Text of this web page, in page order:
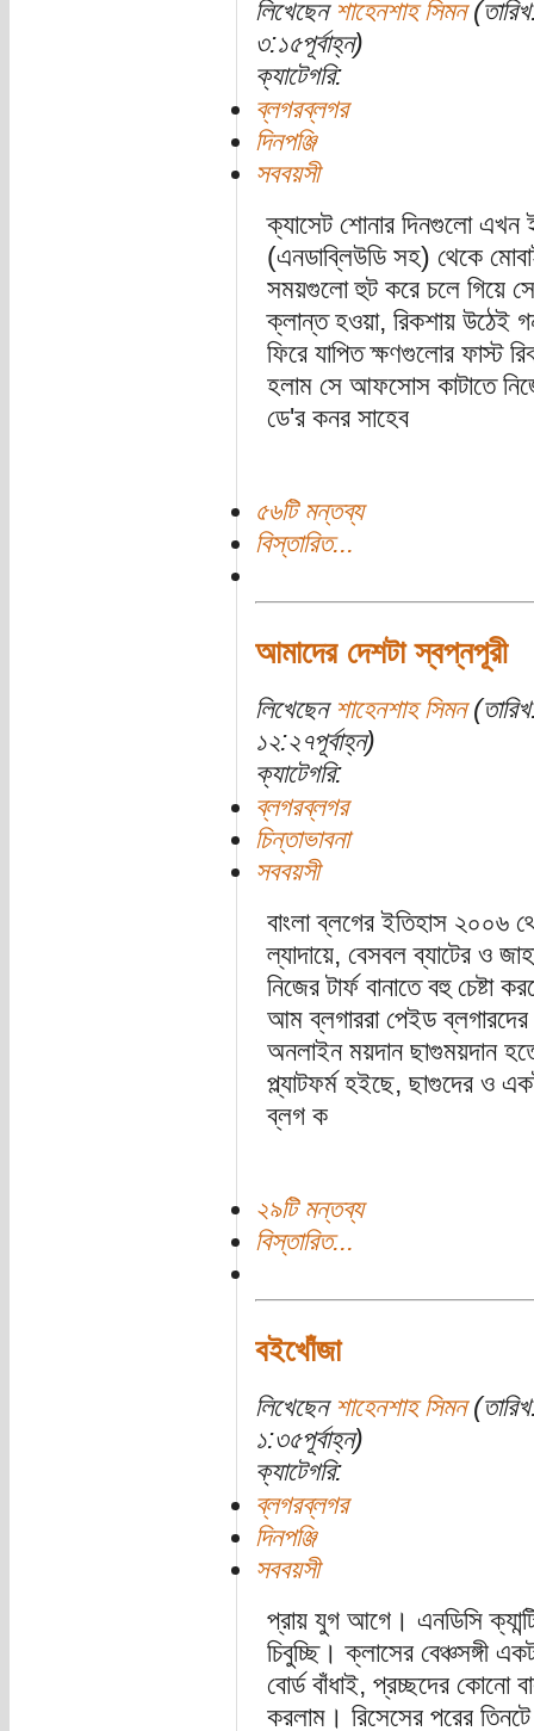
লিখেছেন শাহেনশাহ সিমন
৩:১৫পূর্বাহ্ন)
ক্যাটেগরি:
ব্লগরব্লগর
দিনপঞ্জি
সববয়সী
ক্যাসেট শোনার দিনগুলো এখন
(এনডাব্লিউডি স‌হ) থেকে
সময়গুলো হুট করে চলে গিয়ে
ক্লান্ত হওয়া, রিকশায় উঠেই
ফিরে যাপিত ক্ষণ‌গুলোর ফাস্ট
হলাম সে আফসোস কাটাতে
ডে'র কনর সাহেব
৫৬টি মন্তব্য
বিস্তারিত...
আমাদের দেশটা স্বপ্নপূরী
লিখেছেন শাহেনশাহ সিমন
১২:২৭পূর্বাহ্ন)
ক্যাটেগরি:
ব্লগরব্লগর
চিন্তাভাবনা
সববয়সী
বাংলা ব্লগের ইতিহাস ২০০৬
ল্যাদায়ে, বেসবল ব্যাটের ও
নিজের টার্ফ বানাতে ব‌হু চেষ্টা
আম ব্লগাররা পেইড ব্লগারদের
অনলাইন ময়দান ছাগুময়দান
প্ল্যাটফর্ম হইছে, ছাগুদের ও
ব্লগ ক
২৯টি মন্তব্য
বিস্তারিত...
বইখোঁজা
লিখেছেন শাহেনশাহ সিমন
১:৩৫পূর্বাহ্ন)
ক্যাটেগরি:
ব্লগরব্লগর
দিনপঞ্জি
সববয়সী
প্রায় যুগ আগে। এনডিসি
চিবুচ্ছি। ক্লাসের বেঞ্চসঙ্গী
বোর্ড বাঁধাই, প্রচ্ছদের কোনো
করলাম। রিসেসের পরের